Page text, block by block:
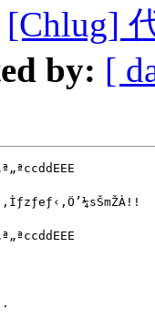
[Chlug]
by: [